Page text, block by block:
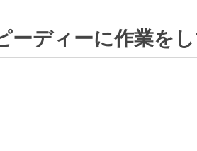
ーディーに作業を